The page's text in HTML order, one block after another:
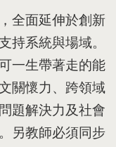
全面延伸於創新
持系統與場域。
一生帶著走的能
關懷力 、 跨領域
問題解決力及社會
另教師必須同步